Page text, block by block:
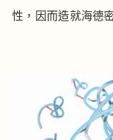
性，因而造就海德